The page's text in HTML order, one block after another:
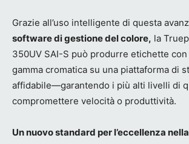
Grazie all’uso intelligente di questa
software di gestione del colore, la
350UV SAI-S può produrre etichette con
gamma cromatica su una piattaforma di
affidabile—garantendo i più alti livelli di
compromettere velocità o produttività.
Un nuovo standard per l’eccellenza